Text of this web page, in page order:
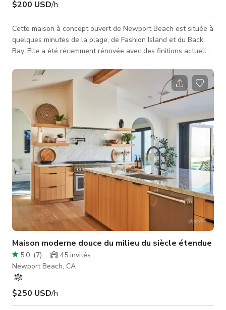
$200 USD/h
Cette maison à concept ouvert de Newport Beach est située à
quelques minutes de la plage, de Fashion Island et du Back
Bay. Elle a été récemment rénovée avec des finitions actuelles
arrière. Le jardin arrière dispose d'une piscine, d'une maison de
piscine, d'un îlot avec barbecue intégré, ainsi que d'espaces
de repas et de détente amples. Le paysage est mature, bien
entretenu, et comprend également un jardin vibrant de frui
Maison moderne douce du milieu du siècle étendue
5.0 (7) 45 invités
Newport Beach, CA
$250 USD/h